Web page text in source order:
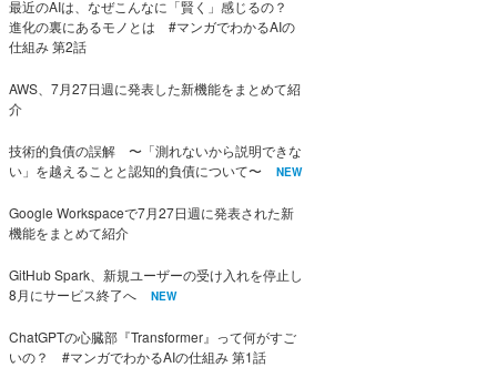
最近のAIは、なぜこんなに「賢く」感じるの？
進化の裏にあるモノとは #マンガでわかるAIの
仕組み 第2話
AWS、7月27日週に発表した新機能をまとめて紹
介
技術的負債の誤解 〜「測れないから説明できな
い」を越えることと認知的負債について〜
NEW
Google Workspaceで7月27日週に発表された新
機能をまとめて紹介
GitHub Spark、新規ユーザーの受け入れを停止し
8月にサービス終了へ
NEW
ChatGPTの心臓部『Transformer』って何がすご
いの？ #マンガでわかるAIの仕組み 第1話